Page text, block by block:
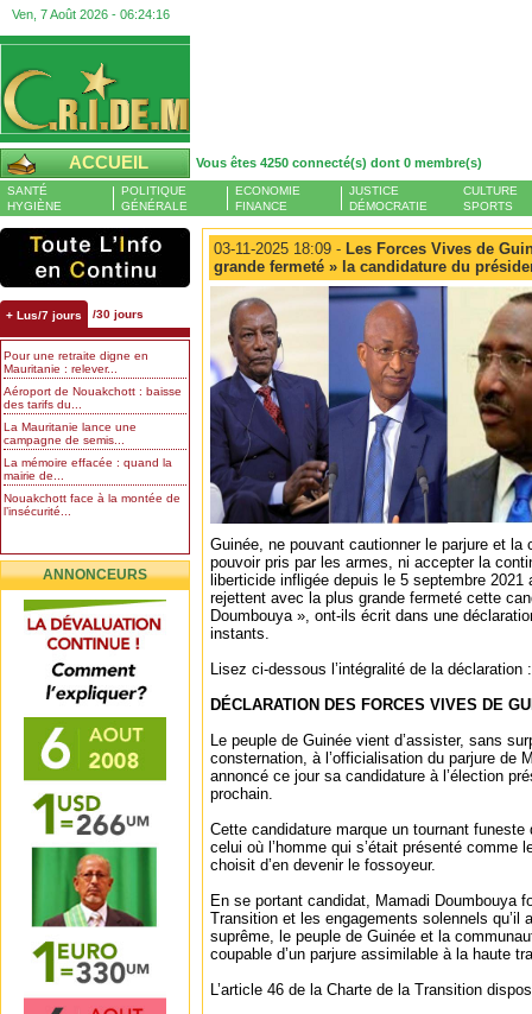
Ven, 7 Août 2026 - 06:24:16
ACCUEIL Vous êtes 4250 connecté(s) dont 0 membre(s)
SANTÉ
HYGIÈNE
POLITIQUE
GÉNÉRALE
ECONOMIE
FINANCE
JUSTICE
DÉMOCRATIE
CULTURE
SPORTS
+ Lus/7 jours /30 jours
Pour une retraite digne en
Mauritanie : relever...
Aéroport de Nouakchott : baisse
des tarifs du...
La Mauritanie lance une
campagne de semis...
La mémoire effacée : quand la
mairie de...
Nouakchott face à la montée de
l’insécurité...
ANNONCEURS
03-11-2025 18:09 - Les Forces Vives de
grande fermeté » la candidature du
Guinée, ne pouvant cautionner le parjure et la
pouvoir pris par les armes, ni accepter la
liberticide infligée depuis le 5 septembre
rejettent avec la plus grande fermeté cette
Doumbouya », ont-ils écrit dans une
instants.
Lisez ci-dessous l’intégralité de la déclaration :
DÉCLARATION DES FORCES VIVES DE
Le peuple de Guinée vient d’assister, sans
consternation, à l’officialisation du parjure de
annoncé ce jour sa candidature à l’élection
prochain.
Cette candidature marque un tournant funeste
celui où l’homme qui s’était présenté comme
choisit d’en devenir le fossoyeur.
En se portant candidat, Mamadi Doumbouya
Transition et les engagements solennels qu’il
suprême, le peuple de Guinée et la
coupable d’un parjure assimilable à la haute
L’article 46 de la Charte de la Transition